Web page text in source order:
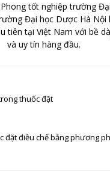
tốt nghiệp trường
Đại học Dược Hà
tiên tại Việt Nam với bề
và uy tín hàng đầu.
thuốc đặt
đặt điều chế bằng phương